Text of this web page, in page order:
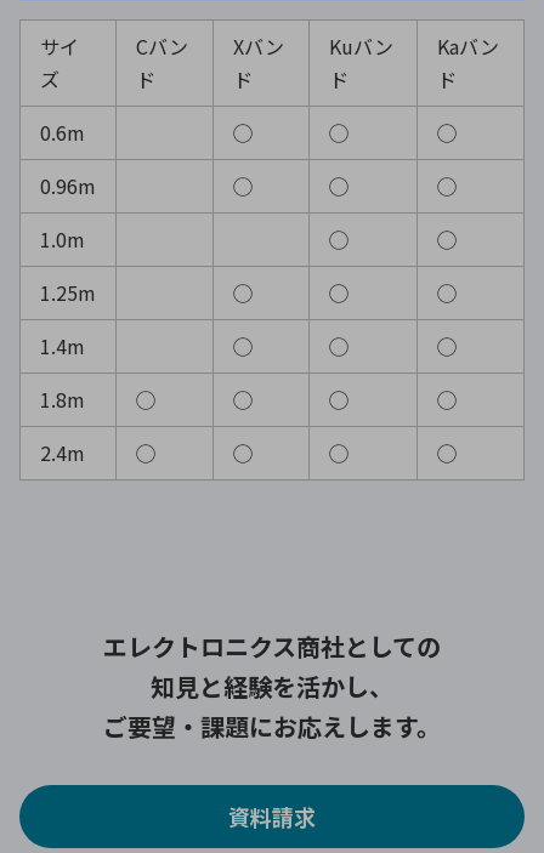
サイ
ズ
Cバン
ド
Xバン
ド
Kuバン
ド
Kaバン
ド
0.6m
◯ ◯
◯
0.96m
◯ ◯
◯
1.0m
◯
◯
1.25m
◯ ◯
◯
1.4m
◯ ◯
◯
1.8m
◯ ◯ ◯
◯
2.4m
◯ ◯ ◯ ◯
エレクトロニクス商社としての
知見と経験を活かし、
ご要望・課題にお応えします。
資料請求